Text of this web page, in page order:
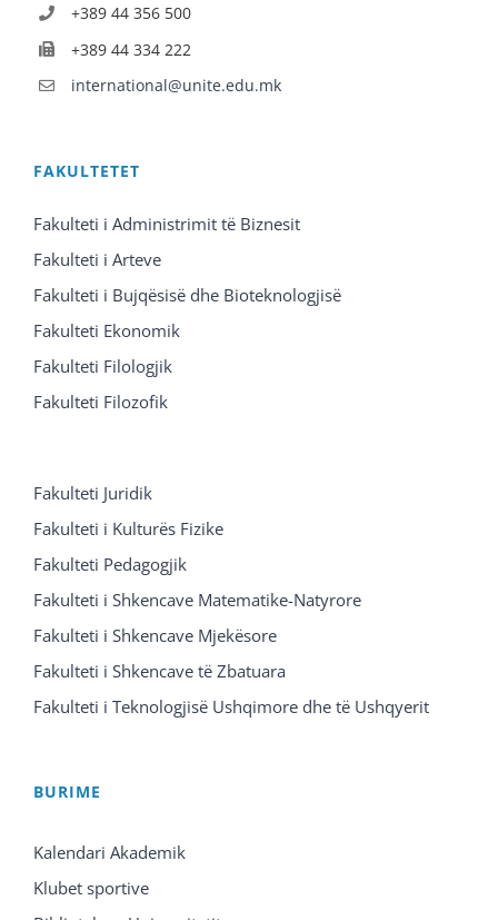
+389 44 356 500
+389 44 334 222
international@unite.edu.mk
FAKULTETET
Fakulteti i Administrimit të Biznesit
Fakulteti i Arteve
Fakulteti i Bujqësisë dhe Bioteknologjisë
Fakulteti Ekonomik
Fakulteti Filologjik
Fakulteti Filozofik
Fakulteti Juridik
Fakulteti i Kulturës Fizike
Fakulteti Pedagogjik
Fakulteti i Shkencave Matematike-Natyrore
Fakulteti i Shkencave Mjekësore
Fakulteti i Shkencave të Zbatuara
Fakulteti i Teknologjisë Ushqimore dhe të Ushqyerit
BURIME
Kalendari Akademik
Klubet sportive